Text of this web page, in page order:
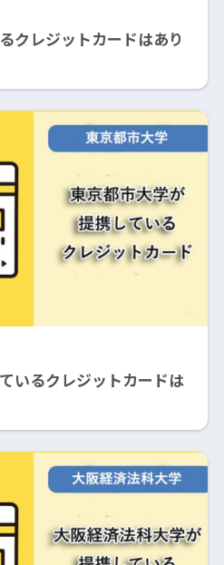
クレジットカードはあり
いるクレジットカードは